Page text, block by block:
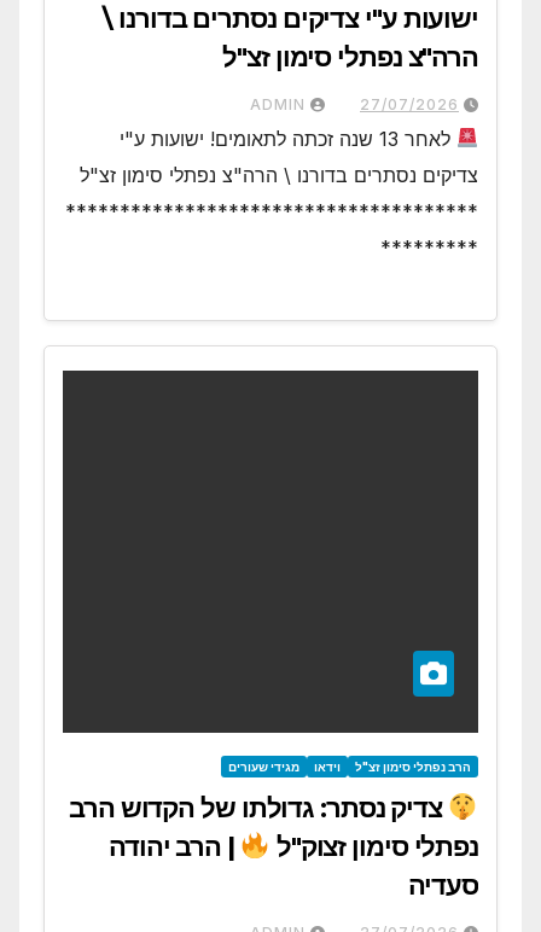
ישועות ע"י צדיקים נסתרים בדורנו \
הרה"צ נפתלי סימון זצ"ל
27/07/2026
ADMIN
לאחר 13 שנה זכתה לתאומים! ישועות ע"י
צדיקים נסתרים בדורנו \ הרה"צ נפתלי סימון זצ"ל
**************************************
*********
הרב נפתלי סימון זצ"ל וידאו מגידי שעורים
צדיק נסתר: גדולתו של הקדוש הרב
נפתלי סימון זצוק"ל
| הרב יהודה
סעדיה